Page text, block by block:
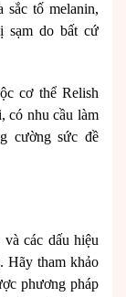
sắc tố melanin,
sạm do bất cứ
cơ thể Relish
có nhu cầu làm
cường sức đề
các dấu hiệu
Hãy tham khảo
phương pháp